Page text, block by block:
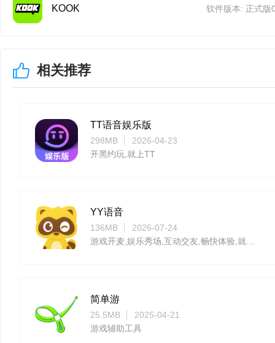
·修复了性能优化版本
弹出到桌面的问题。
KOOK v0.86.4
性能优化:
入节能模式，能显著降
·新增了效能模式
问题修复:
·修复了变更音频默认
KOOK 软件版本: 正式版
相关推荐
TT语音娱乐版
298MB
2026-04-23
开黑约玩,就上TT
YY语音
136MB
2026-07-24
简单游
25.5MB
2025-04-21
游戏辅助工具